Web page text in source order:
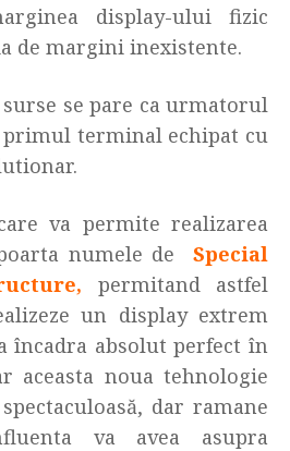
display-ului fizic
de margini inexistente.
se pare ca urmatorul
primul terminal echipat cu
va permite realizarea
numele de Special
permitand astfel
un display extrem
încadra absolut perfect în
aceasta noua tehnologie
dar ramane
va avea asupra